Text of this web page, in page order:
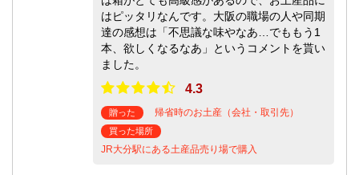
はピッタリなんです。大阪の職場の人や同期
達の感想は「不思議な味やなあ…でももう1
本、欲しくなるなあ」というコメントを貰い
ました。
4.3
贈った 帰省時のお土産（会社・取引先）
買った場所
JR大分駅にある土産品売り場で購入